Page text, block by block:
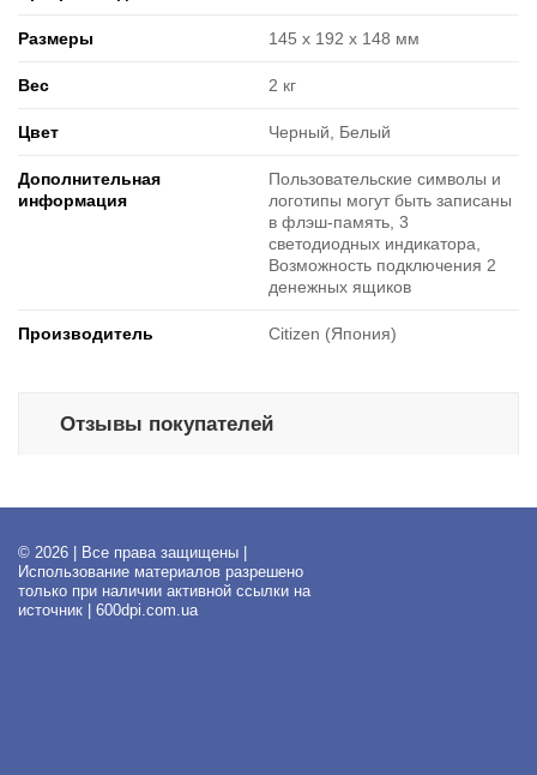
Размеры 145 x 192 x 148 мм
Вес 2 кг
Цвет Черный, Белый
Дополнительная
информация
Пользовательские символы и
логотипы могут быть записаны
в флэш-память, 3
светодиодных индикатора,
Возможность подключения 2
денежных ящиков
Производитель Citizen (Япония)
Отзывы покупателей
© 2026 | Все права защищены |
Использование материалов разрешено
только при наличии активной ссылки на
источник | 600dpi.com.ua